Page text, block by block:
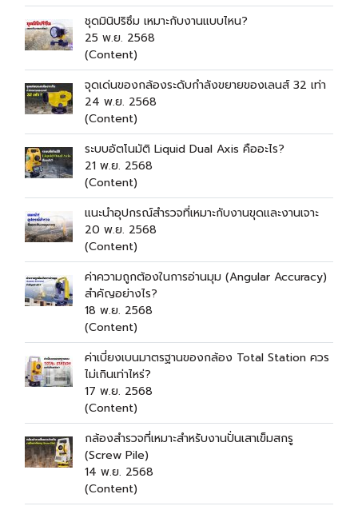
ชุดมินิปริซึม เหมาะกับงานแบบไหน?
25 พ.ย. 2568
(Content)
จุดเด่นของกล้องระดับกำลังขยายของเลนส์ 32 เท่า
24 พ.ย. 2568
(Content)
ระบบอัตโนมัติ Liquid Dual Axis คืออะไร?
21 พ.ย. 2568
(Content)
แนะนำอุปกรณ์สำรวจที่เหมาะกับงานขุดและงานเจาะ
20 พ.ย. 2568
(Content)
ค่าความถูกต้องในการอ่านมุม (Angular Accuracy)
สำคัญอย่างไร?
18 พ.ย. 2568
(Content)
ค่าเบี่ยงเบนมาตรฐานของกล้อง Total Station ควร
ไม่เกินเท่าไหร่?
17 พ.ย. 2568
(Content)
กล้องสำรวจที่เหมาะสำหรับงานปั่นเสาเข็มสกรู
(Screw Pile)
14 พ.ย. 2568
(Content)